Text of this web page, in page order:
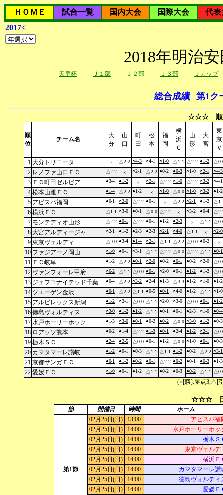
ＨＯＭＥ 試合一覧 国内大会 国際大会
代表
2017<
2018年明治
天皇杯 Ｊ１部 Ｊ２部 Ｊ３部 Ｊカップ
総合成績 第1ク
☆☆☆ 順
順
位
チーム名
大
分
山
口
町
田
松
本
福
岡
横
浜
Ｃ
山
形
大
宮
東
京
Ｖ
1 大分トリニータ × △2-2 ○4-3 ○4-1 ○1-0 △1-1 △2-2 ●1-2 △0-
2 レノファ山口ＦＣ △2-2 × ○2-1 △2-2 ●0-2 ●0-3 ○1-0 ○2-1 ○4-3
3 ＦＣ町田ゼルビア ●3-4 ●1-2 × ○2-1 △2-2 ○1-0 △2-2 ○3-2 ○4-1
4 松本山雅ＦＣ ●1-4 △2-2 ●1-2 × ○1-0 △0-0 ○1-0 ○3-2 ●1-2
5 アビスパ福岡 ●0-1 ○2-0 △2-2 ●0-1 × △2-2 ○2-1 ●1-2 △1-
6 横浜ＦＣ △1-1 ○3-0 ●0-1 △0-0 △2-2 × ○3-2 ●0-4 △2-
7 モンテディオ山形 △2-2 ●0-1 △2-2 ●0-1 ●1-2 ●2-3 × △1-1 △0-
8 大宮アルディージャ ○2-1 ●1-2 ●2-3 ●2-3 ○2-1 ○4-0 △1-1 × ○2-0
9 東京ヴェルディ △0-0 ●3-4 ●1-4 ○2-1 △1-1 △2-2 △0-0 ●0-2 ×
10 ファジアーノ岡山 ○1-0 ●0-1 ○3-1 △1-1 △2-2 △0-0 △2-2 △1-1 ●0-1
11 ＦＣ岐阜 ●1-2 △2-2 ●0-1 ○2-0 ●0-2 ●0-1 ●0-2 ○2-0 △0-
12 ヴァンフォーレ甲府 ○6-2 △1-1 △0-0 ●0-1 ○2-0 ●0-1 ●1-2 ●1-2 △0-
13 ジェフユナイテッド千葉 ●0-4 △2-2 ○3-2 ●2-4 ●1-3 △3-3 ●1-2 ○1-0 ●1-2
14 ツエーゲン金沢 ●0-1 △2-2 △1-1 ●0-5 ●0-1 ○4-0 ●1-2 △1-1 ○1-0
15 アルビレックス新潟 ●1-2 ○2-1 △0-0 △1-1 ○2-0 ○3-0 △0-0 ●0-1 ●1-2
16 徳島ヴォルティス ○3-0 ●1-2 ●1-2 △1-1 ●0-1 ●0-1 ●2-3 ○1-0 ●0-4
17 水戸ホーリーホック ●1-3 ○3-0 ●0-1 ●0-2 ●0-2 △0-0 ○3-0 ●1-2 ●0-3
18 ロアッソ熊本 ●0-2 ●1-4 △2-2 ●1-3 ●0-1 ●2-4 ●1-2 ○2-1 △0-
19 栃木ＳＣ ●2-4 ●2-5 △0-0 ●0-1 ●1-2 △0-0 ○1-0 ●0-1 ●0-3
20 カマタマーレ讃岐 ●1-2 ●0-1 ●0-3 △1-1 △1-1 ●1-2 ●0-2 △2-2 ○3-1
21 京都サンガＦＣ ●0-1 ●1-2 ●0-2 ●0-1 △2-2 ●0-2 ●0-1 ●0-3 ●1-3
22 愛媛ＦＣ ○1-0 ●0-1 ●1-2 △1-1 ●0-2 ●0-3 ●0-2 △1-1 △0-
(○[勝]:勝点3,△[
☆☆☆ 日
節 開催日 時間 ホーム
第1節
02月25日(日) 13:00
アビスパ福
02月25日(日)
14:00
水戸ホーリーホッ
02月25日(日)
14:00
栃木Ｓ
02月25日(日)
14:00
東京ヴェルデ
02月25日(日)
14:00
横浜Ｆ
02月25日(日)
14:00
カマタマーレ讃
02月25日(日)
14:00
徳島ヴォルティ
02月25日(日)
14:00
愛媛Ｆ